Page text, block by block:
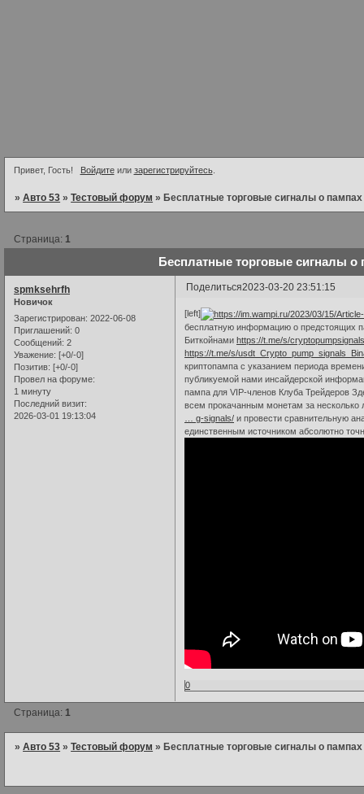
Привет, Гость! Войдитеили зарегистрируйтесь.
»Авто 53 »Тестовый форум » Бесплатные торговые сигналы о
Бесплатные торговые сигналы о
Страница:1
Поделиться2023-03-20 23:51:15
spmksehrfh
Новичок
Зарегистрирован: 2022-06-08
Приглашений: 0
Сообщений: 2
Уважение: [+0/-0]
Позитив: [+0/-0]
Провел на форуме:
1 минуту
Последний визит:
2026-03-01 19:13:04
[left]
бесплатную информацию о предстоящих
Биткойнамиhttps://t.me/s/
https://t.me/s/
криптопампа с указанием периода
публикуемой нами инсайдерской
пампа для VIP-членов Клуба Трейдеров
всем прокачанным монетам за
… g-signals/ и провести сравнительную
единственным источником абсолютно
0
Страница:1
»Авто 53 »Тестовый форум »Бесплатные торговые сигналы о